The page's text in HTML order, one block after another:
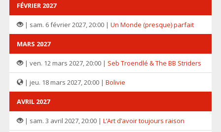
FÉVRIER 2027
| sam. 6 février 2027, 20:00 | Un Monde (presque) parfait
MARS 2027
| ven. 12 mars 2027, 20:00 | Seb Troendlé & The BB Striders
| jeu. 18 mars 2027, 20:00 | Bolivie
AVRIL 2027
| sam. 3 avril 2027, 20:00 | L’Art d’avoir toujours raison